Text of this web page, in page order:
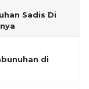
Sadis Di
di